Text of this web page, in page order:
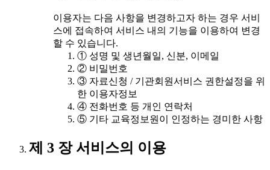
이용자는 다음 사항을 변경하고자 하는 경우 서비
스에 접속하여 서비스 내의 기능을 이용하여 변경
할 수 있습니다.
① 성명 및 생년월일, 신분, 이메일
② 비밀번호
③ 자료신청 / 기관회원서비스 권한설정을 위
한 이용자정보
④ 전화번호 등 개인 연락처
⑤ 기타 교육정보원이 인정하는 경미한 사항
제 3 장 서비스의 이용